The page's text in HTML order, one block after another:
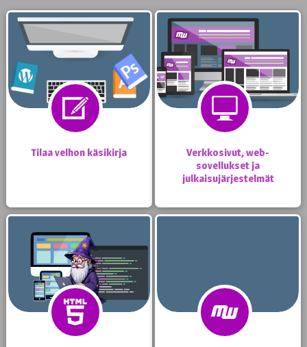
Tilaa velhon käsikirja
Verkkosivut, web-
sovellukset ja
julkaisujärjestelmät